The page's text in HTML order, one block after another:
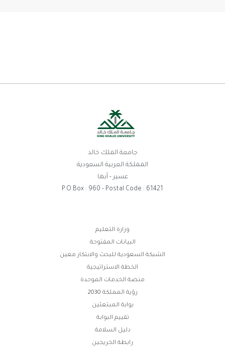
جامعة الملك خالد
المملكة العربية السعودية
عسير - أبها
P.O.Box : 960 - Postal Code : 61421
وزارة التعليم
البيانات المفتوحة
الشبكة السعودية للبحث والابتكار معين
الخطة الاستراتيجية
منصة الخدمات الموحدة
رؤية المملكة 2030
بوابة المبتعثين
تقييم البوابة
دليل السلامة
رابطة الخريجين